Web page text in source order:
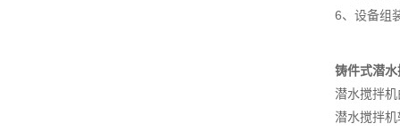
6、设备组
铸件式潜
潜水搅拌
潜水搅拌